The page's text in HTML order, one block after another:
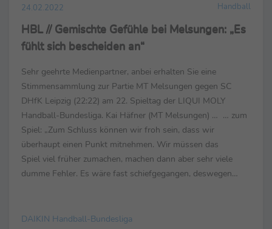
24.02.2022 Handball
HBL // Gemischte Gefühle bei Melsungen: „Es
fühlt sich bescheiden an“
Sehr geehrte Medienpartner, anbei erhalten Sie eine
Stimmensammlung zur Partie MT Melsungen gegen SC
DHfK Leipzig (22:22) am 22. Spieltag der LIQUI MOLY
Handball-Bundesliga. Kai Häfner (MT Melsungen) … … zum
Spiel: „Zum Schluss können wir froh sein, dass wir
überhaupt einen Punkt mitnehmen. Wir müssen das
Spiel viel früher zumachen, machen dann aber sehr viele
dumme Fehler. Es wäre fast schiefgegangen, deswegen
DAIKIN Handball-Bundesliga